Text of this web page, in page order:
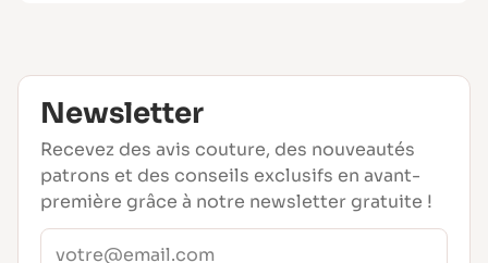
Newsletter
Recevez des avis couture, des nouveautés
patrons et des conseils exclusifs en avant-
première grâce à notre newsletter gratuite !